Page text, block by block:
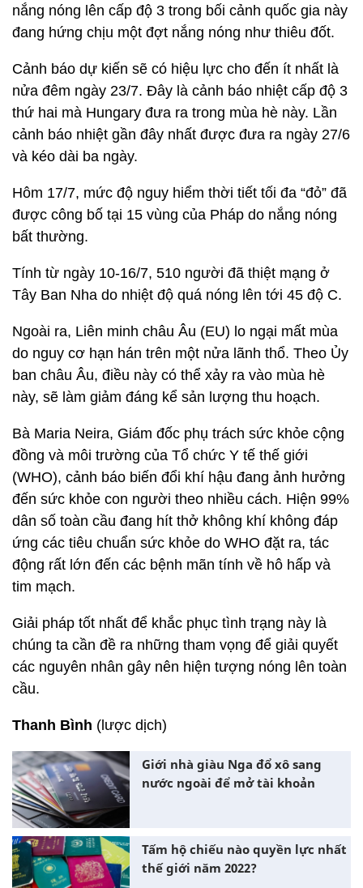
nắng nóng lên cấp độ 3 trong bối cảnh quốc gia này
đang hứng chịu một đợt nắng nóng như thiêu đốt.
Cảnh báo dự kiến sẽ có hiệu lực cho đến ít nhất là
nửa đêm ngày 23/7. Đây là cảnh báo nhiệt cấp độ 3
thứ hai mà Hungary đưa ra trong mùa hè này. Lần
cảnh báo nhiệt gần đây nhất được đưa ra ngày 27/6
và kéo dài ba ngày.
Hôm 17/7, mức độ nguy hiểm thời tiết tối đa “đỏ” đã
được công bố tại 15 vùng của Pháp do nắng nóng
bất thường.
Tính từ ngày 10-16/7, 510 người đã thiệt mạng ở
Tây Ban Nha do nhiệt độ quá nóng lên tới 45 độ C.
Ngoài ra, Liên minh châu Âu (EU) lo ngại mất mùa
do nguy cơ hạn hán trên một nửa lãnh thổ. Theo Ủy
ban châu Âu, điều này có thể xảy ra vào mùa hè
này, sẽ làm giảm đáng kể sản lượng thu hoạch.
Bà Maria Neira, Giám đốc phụ trách sức khỏe cộng
đồng và môi trường của Tổ chức Y tế thế giới
(WHO), cảnh báo biến đổi khí hậu đang ảnh hưởng
đến sức khỏe con người theo nhiều cách. Hiện 99%
dân số toàn cầu đang hít thở không khí không đáp
ứng các tiêu chuẩn sức khỏe do WHO đặt ra, tác
động rất lớn đến các bệnh mãn tính về hô hấp và
tim mạch.
Giải pháp tốt nhất để khắc phục tình trạng này là
chúng ta cần đề ra những tham vọng để giải quyết
các nguyên nhân gây nên hiện tượng nóng lên toàn
cầu.
Thanh Bình (lược dịch)
Giới nhà giàu Nga đổ xô sang
nước ngoài để mở tài khoản
Tấm hộ chiếu nào quyền lực nhất
thế giới năm 2022?